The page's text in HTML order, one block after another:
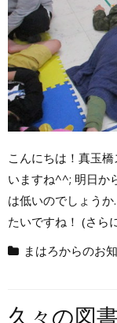
こんにちは！真玉
いますね^^; 明日か
は低いのでしょう
たいですね！ (さら
まはろからのお
久々の図